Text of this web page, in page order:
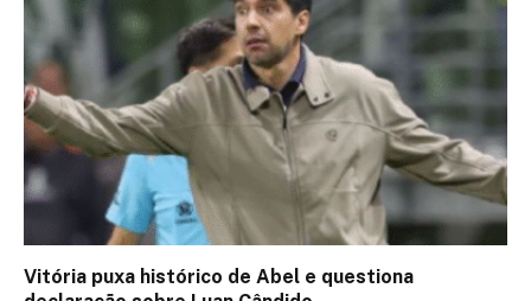
Vitória puxa histórico de Abel e questiona